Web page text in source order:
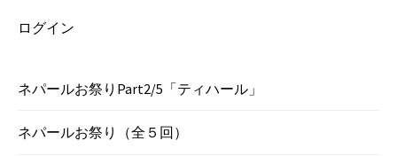
ログイン
ネパールお祭りPart2/5「ティハール」
ネパールお祭り（全５回）